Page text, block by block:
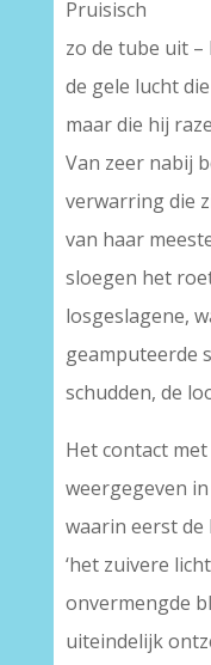
Pruisisch
zo de tube uit –
de gele lucht
maar die hij
Van zeer nabij
verwarring die
van haar
sloegen het
losgeslagene,
geamputeerde
schudden, de
Het contact
weergegeven
waarin eerst
‘het zuivere
onvermengde
uiteindelijk